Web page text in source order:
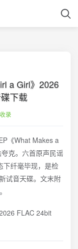
a Girl》2026
下载
录
《What Makes a
克。六首原声民谣
下纤毫毕现，是检
试音天碟。文末附